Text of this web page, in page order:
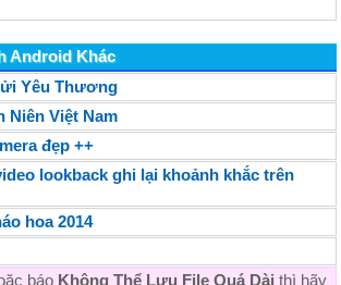
Android Khác
Yêu Thương
Niên Việt Nam
đẹp ++
lookback ghi lại khoảnh khắc trên
hoa 2014
báo Không Thể Lưu File Quá Dài thì hãy